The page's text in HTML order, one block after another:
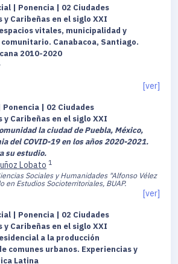
| Ponencia | 02 Ciudades
Caribeñas en el siglo XXI
vitales, municipalidad y
Canabacoa, Santiago.
2010-2020
[ver]
| 02 Ciudades
Caribeñas en el siglo XXI
la ciudad de Puebla, México,
del COVID-19 en los años 2020-2021.
su estudio.
Lobato 1
Sociales y Humanidades "Alfonso Vélez
en Estudios Socioterritoriales, BUAP.
[ver]
| Ponencia | 02 Ciudades
Caribeñas en el siglo XXI
a la producción
comunes urbanos. Experiencias y
Latina